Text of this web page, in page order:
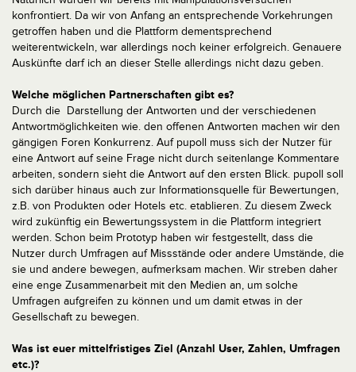
konfrontiert. Da wir von Anfang an entsprechende Vorkehrungen
getroffen haben und die Plattform dementsprechend
weiterentwickeln, war allerdings noch keiner erfolgreich. Genauere
Auskünfte darf ich an dieser Stelle allerdings nicht dazu geben.
Welche möglichen Partnerschaften gibt es?
Durch die Darstellung der Antworten und der verschiedenen
Antwortmöglichkeiten wie. den offenen Antworten machen wir den
gängigen Foren Konkurrenz. Auf pupoll muss sich der Nutzer für
eine Antwort auf seine Frage nicht durch seitenlange Kommentare
arbeiten, sondern sieht die Antwort auf den ersten Blick. pupoll soll
sich darüber hinaus auch zur Informationsquelle für Bewertungen,
z.B. von Produkten oder Hotels etc. etablieren. Zu diesem Zweck
wird zukünftig ein Bewertungssystem in die Plattform integriert
werden. Schon beim Prototyp haben wir festgestellt, dass die
Nutzer durch Umfragen auf Missstände oder andere Umstände, die
sie und andere bewegen, aufmerksam machen. Wir streben daher
eine enge Zusammenarbeit mit den Medien an, um solche
Umfragen aufgreifen zu können und um damit etwas in der
Gesellschaft zu bewegen.
Was ist euer mittelfristiges Ziel (Anzahl User, Zahlen, Umfragen
etc.)?